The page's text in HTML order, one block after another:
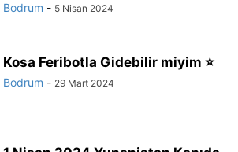
Bodrum - 5 Nisan 2024
Kosa Feribotla Gidebilir miyim ⭐
Bodrum - 29 Mart 2024